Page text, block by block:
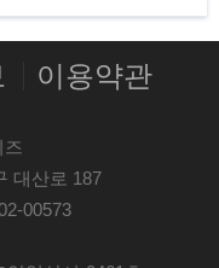
이용약관
즈
대산로 187
00573